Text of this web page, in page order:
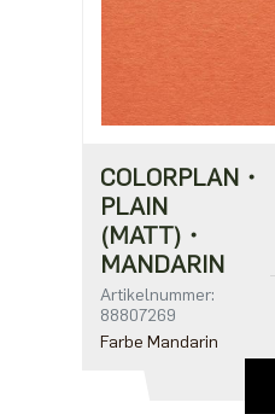
COLORPLAN・
PLAIN
(MATT)・
MANDARIN
Artikelnummer:
88807269
Farbe Mandarin